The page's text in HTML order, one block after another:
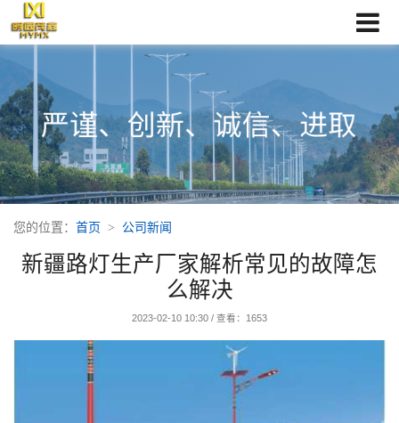
您的位置： 首页 公司新闻
新疆路灯生产厂家解析常见的故障怎
么解决
2023-02-10 10:30 / 查看：1653